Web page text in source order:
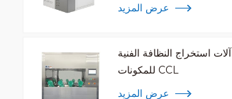
عرض المزيد
آلات استخراج النظافة الفنية
للمكونات CCL
عرض المزيد